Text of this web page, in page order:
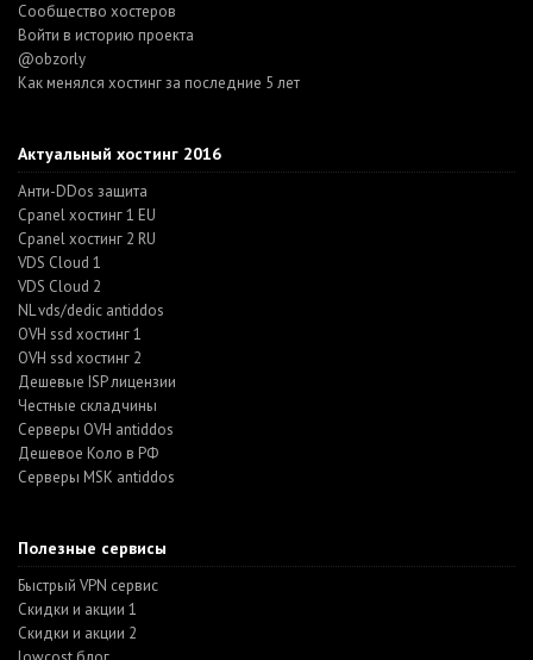
Cообщество хостеров
Войти в историю проекта
@obzorly
Как менялся хостинг за последние 5 лет
Актуальный хостинг 2016
Анти-DDos защита
Cpanel хостинг 1 EU
Cpanel хостинг 2 RU
VDS Cloud 1
VDS Cloud 2
NL vds/dedic antiddos
OVH ssd хостинг 1
OVH ssd хостинг 2
Дешевые ISP лицензии
Честные складчины
Серверы OVH antiddos
Дешевое Коло в РФ
Серверы MSK antiddos
Полезные сервисы
Быстрый VPN сервис
Скидки и акции 1
Скидки и акции 2